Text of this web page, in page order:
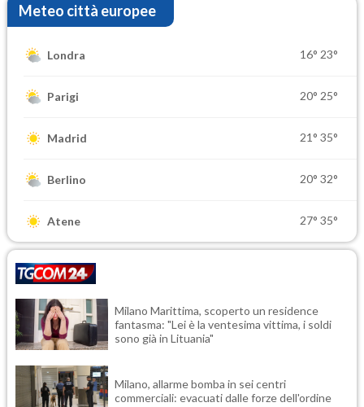
Meteo città europee
Londra 16° 23°
Parigi 20° 25°
Madrid 21° 35°
Berlino 20° 32°
Atene 27° 35°
Milano Marittima, scoperto un residence
fantasma: "Lei è la ventesima vittima, i soldi
sono già in Lituania"
Milano, allarme bomba in sei centri
commerciali: evacuati dalle forze dell'ordine